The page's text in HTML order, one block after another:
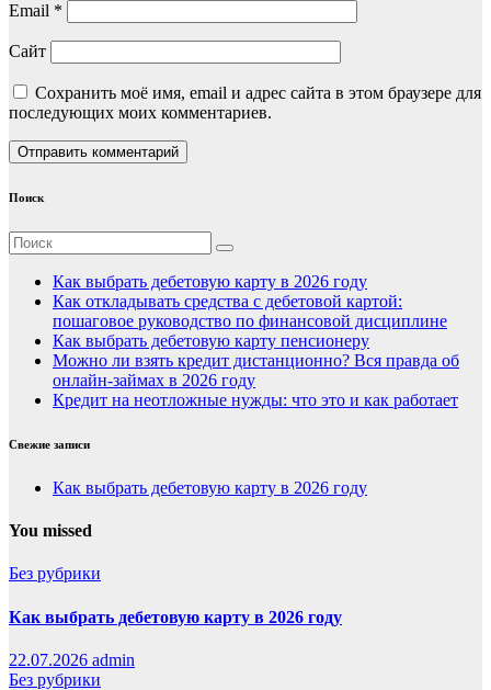
Email *
Сайт
Сохранить моё имя, email и адрес сайта в этом браузере для
последующих моих комментариев.
Поиск
Как выбрать дебетовую карту в 2026 году
Как откладывать средства с дебетовой картой:
пошаговое руководство по финансовой дисциплине
Как выбрать дебетовую карту пенсионеру
Можно ли взять кредит дистанционно? Вся правда об
онлайн-займах в 2026 году
Кредит на неотложные нужды: что это и как работает
Свежие записи
Как выбрать дебетовую карту в 2026 году
You missed
Без рубрики
Как выбрать дебетовую карту в 2026 году
22.07.2026 admin
Без рубрики